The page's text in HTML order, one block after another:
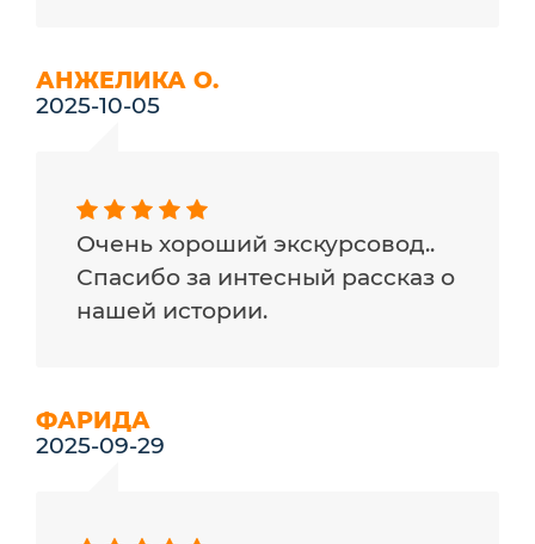
АНЖЕЛИКА О.
2025-10-05
Очень хороший экскурсовод..
Спасибо за интесный рассказ о
нашей истории.
ФАРИДА
2025-09-29